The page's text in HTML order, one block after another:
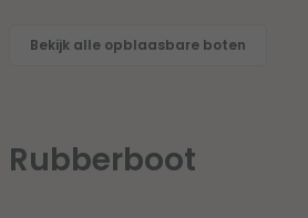
Bekijk alle opblaasbare boten
Rubberboot